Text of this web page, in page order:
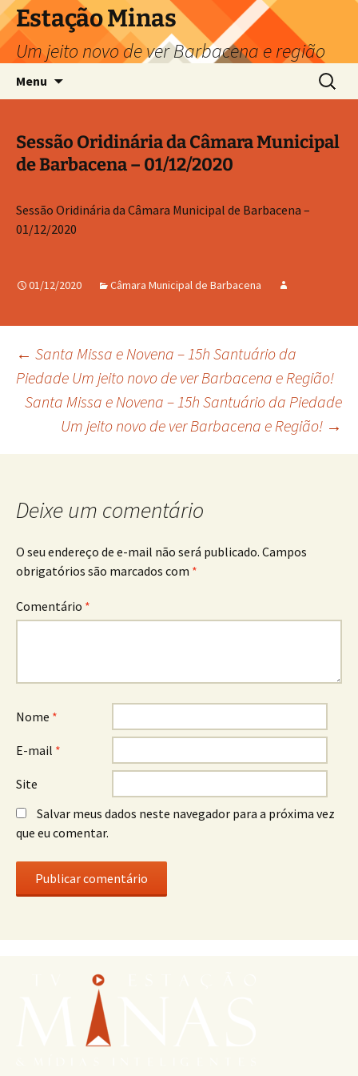
Pular
para
o
conteúdo
Estação Minas
Um jeito novo de ver Barbacena e região
Menu
por:
Sessão Oridinária da Câmara Municipal
de Barbacena – 01/12/2020
Sessão Oridinária da Câmara Municipal de Barbacena –
01/12/2020
01/12/2020 Câmara Municipal de Barbacena
Navegação
de
posts
← Santa Missa e Novena – 15h Santuário da
Piedade Um jeito novo de ver Barbacena e Região!
Santa Missa e Novena – 15h Santuário da Piedade
Um jeito novo de ver Barbacena e Região! →
Deixe um comentário
O seu endereço de e-mail não será publicado. Campos
obrigatórios são marcados com *
Comentário *
Nome *
E-mail *
Site
Salvar meus dados neste navegador para a próxima vez
que eu comentar.